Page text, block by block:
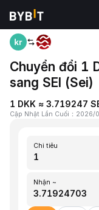
Trang chủ
Chuyển đổi 1
sang SEI (Sei)
1 DKK ≈ 3.719247
Cập Nhật Lần Cuối ： 2026/
Chi tiêu
Nhận ~